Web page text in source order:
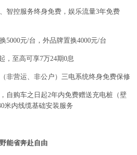
智控服务终身免费，娱乐流量3年免费
5000元/台，外品牌置换4000元/台
，至高可享7万24期0息
非营运、非公户）三电系统终身免费保修
自购车之日起2年内免费赠送充电桩（壁
米内线缆基础安装服务
能省奔赴自由